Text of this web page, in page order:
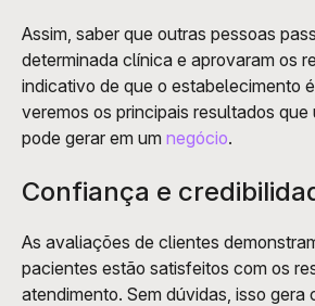
Assim, saber que outras pessoas
determinada clínica e aprovaram os
indicativo de que o estabelecimento
veremos os principais resultados
pode gerar em um negócio.
Confiança e
As avaliações de clientes
pacientes estão satisfeitos com os
atendimento. Sem dúvidas, isso gera